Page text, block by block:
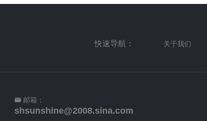
快速导航： 关于我们
邮箱：
shsunshine@2008.sina.com